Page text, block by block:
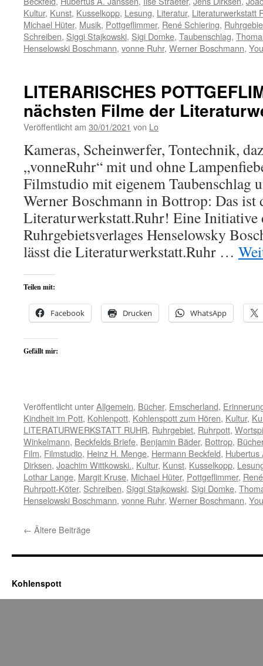
Kultur, Kunst, Kusselkopp, Lesung, Literatur, Literaturwerkstatt
Michael Hüter, Musik, Pottgeflimmer, René Schiering,
Schreiben, Siggi Stajkowski, Sigi Domke, Taubenschlag,
Henselowski Boschmann, vonne Ruhr, Werner Boschmann,
LITERARISCHES
nächsten Filme der
Veröffentlicht am 30/01/2021 von Lo
Kameras, Scheinwerfer, Tontechnik,
„vonneRuhr“ mit und ohne
Filmstudio mit eigenem Taubenschlag
Werner Boschmann in Bottrop: Das ist
Literaturwerkstatt.Ruhr! Eine Initiative
Ruhrgebietsverlages Henselowsky
lässt die Literaturwerkstatt.Ruhr …
Teilen mit:
Facebook Drucken WhatsApp
Gefällt mir:
Veröffentlicht unterAllgemein, Bücher, Emscherland,
Kindheit im Pott, Kohlenpott, Kohlenspott zum Hören, Kultur,
LITERATURWERKSTATT RUHR, Ruhrgebiet, Ruhrpott,
Winkelmann, Beckfelds Briefe, Benjamin Bäder, Bottrop, Bücher
Film, Filmstudio, Heinz H. Menge, Hermann Beckfeld, Hubertus
Dirksen, Joachim Wittkowski., Kultur, Kunst, Kusselkopp,
Lothar Lange, Margit Kruse, Michael Hüter, Pottgeflimmer,
Ruhrpott-Köter, Schreiben, Siggi Stajkowski, Sigi Domke,
Henselowski Boschmann, vonne Ruhr, Werner Boschmann,
← Ältere Beiträge
Kohlenspott